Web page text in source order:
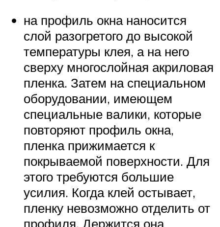
на профиль окна наносится
слой разогретого до высокой
температуры клея, а на него
сверху многослойная акриловая
пленка. Затем на специальном
оборудовании, имеющем
специальные валики, которые
повторяют профиль окна,
пленка прижимается к
покрываемой поверхности. Для
этого требуются большие
усилия. Когда клей остывает,
пленку невозможно отделить от
профиля. Держится она